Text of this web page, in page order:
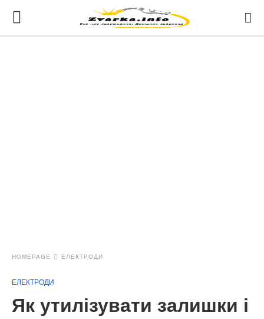
HOMEPAGE ЕЛЕКТРОДИ
ЕЛЕКТРОДИ
Як утилізувати залишки і